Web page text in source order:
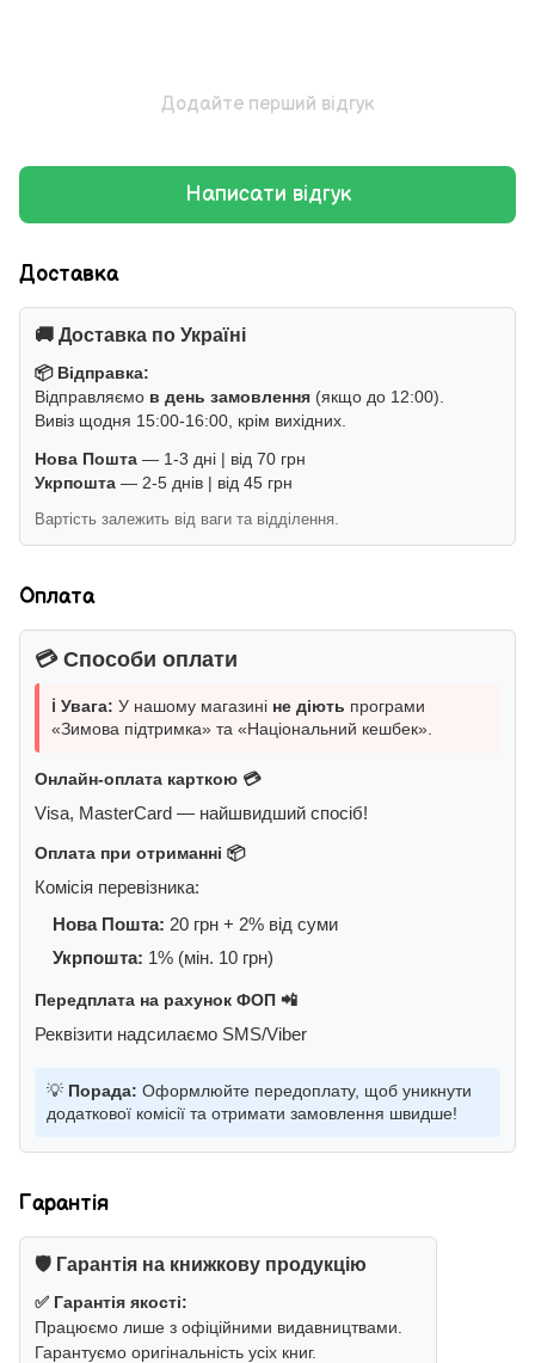
Додайте перший відгук
Написати відгук
Доставка
🚚 Доставка по Україні
📦 Відправка:
Відправляємо в день замовлення (якщо до 12:00).
Вивіз щодня 15:00-16:00, крім вихідних.
Нова Пошта — 1-3 дні | від 70 грн
Укрпошта — 2-5 днів | від 45 грн
Вартість залежить від ваги та відділення.
Оплата
💳 Способи оплати
ℹ️ Увага: У нашому магазині не діють програми
«Зимова підтримка» та «Національний кешбек».
Онлайн-оплата карткою 💳
Visa, MasterCard — найшвидший спосіб!
Оплата при отриманні 📦
Комісія перевізника:
Нова Пошта: 20 грн + 2% від суми
Укрпошта: 1% (мін. 10 грн)
Передплата на рахунок ФОП 📲
Реквізити надсилаємо SMS/Viber
💡 Порада: Оформлюйте передоплату, щоб уникнути
додаткової комісії та отримати замовлення швидше!
Гарантія
🛡️ Гарантія на книжкову продукцію
✅ Гарантія якості:
Працюємо лише з офіційними видавництвами.
Гарантуємо оригінальність усіх книг.